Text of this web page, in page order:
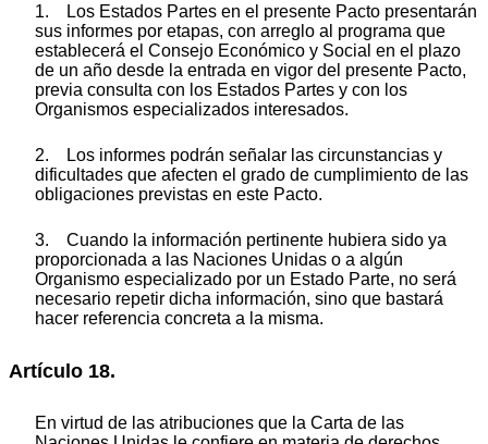
1. Los Estados Partes en el presente Pacto presentarán
sus informes por etapas, con arreglo al programa que
establecerá el Consejo Económico y Social en el plazo
de un año desde la entrada en vigor del presente Pacto,
previa consulta con los Estados Partes y con los
Organismos especializados interesados.
2. Los informes podrán señalar las circunstancias y
dificultades que afecten el grado de cumplimiento de las
obligaciones previstas en este Pacto.
3. Cuando la información pertinente hubiera sido ya
proporcionada a las Naciones Unidas o a algún
Organismo especializado por un Estado Parte, no será
necesario repetir dicha información, sino que bastará
hacer referencia concreta a la misma.
Artículo 18.
En virtud de las atribuciones que la Carta de las